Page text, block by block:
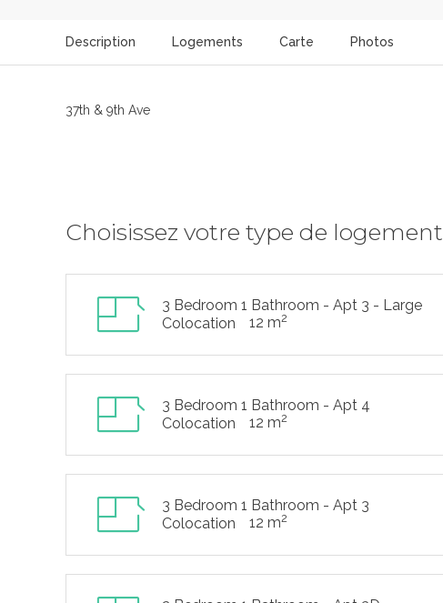
Description Logements Carte Photos
37th & 9th Ave
Choisissez votre type de logement
3 Bedroom 1 Bathroom - Apt 3 - Large
Colocation
12 m2
3 Bedroom 1 Bathroom - Apt 4
Colocation
12 m2
3 Bedroom 1 Bathroom - Apt 3
Colocation
12 m2